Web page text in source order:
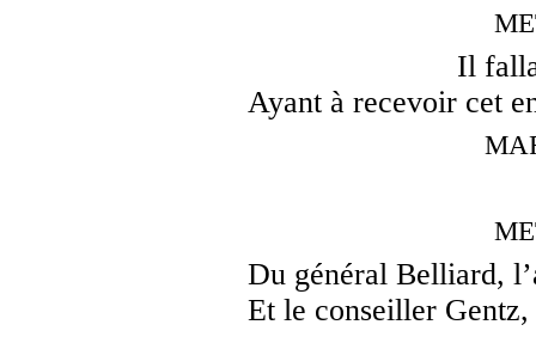
Il
Ayant à recevoir cet
Du général Belliard,
Et le conseiller Gentz,